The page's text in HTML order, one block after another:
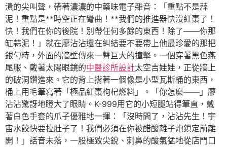
潰的尖叫聲，帶著濃濃的中藥味電子雜音：「重點不是蒜
泥！重點是**時空正在彎曲！**我們的推進器快沒紅棗了！
快！我們在你的後院！別帶任何多餘的東西！除了——你那
缸蒜泥！」就在廖沾沾還在糾結要不要帶上他最珍愛的那把
銀勺時，外面的牆壁傳來一聲巨大的撞擊。一個穿著黑色燕
尾服、戴著太陽眼鏡的中醫診所設計太空吉娃娃，正從牆上
的破洞鑽進來。它的背上揹著一個像是小型瓦斯桶的東西，
桶上用毛筆寫著「極品紅棗枸杞燃料」。「你怎麼——」廖
沾沾驚訝地瞪大了眼睛。K-999用它的小短腿站得筆直，戴
著白色手套的爪子優雅地一揮：「沒時間了，沾沾先生！宇
宙水餃快要拉肚子了！我們必須在你被醋酸離子炮鎖定前離
開！」話音未落，一股極致尖銳、刺鼻的酸氣猛地從店門口